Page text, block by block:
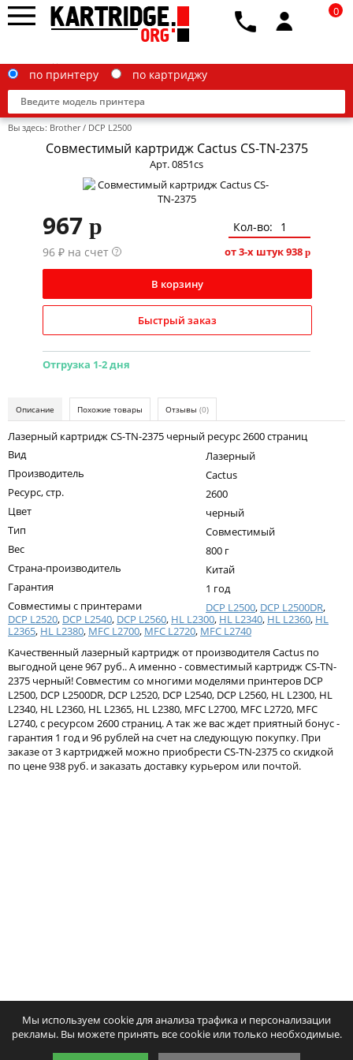
Canon
Epson
HP
IBM
Kodak
Kyocera
Lexmark
OKI
Panasonic
Sharp
Toshiba
Xerox
Для франкировальной машины
Ленточные картриджи
Тонер и девелопер
по принтеру по картриджу
0
Вы здесь: Brother / DCP L2500
Совместимый картридж Cactus CS-TN-2375
Арт. 0851cs
967 p
Кол-во:
96 ₽ на счет ? от 3-х штук938 p
В корзину
Быстрый заказ
Отгрузка 1-2 дня
Описание Похожие товары Отзывы (0)
Лазерный картридж CS-TN-2375 черный ресурс 2600 страниц
Вид
Лазерный
Производитель
Cactus
Ресурс, стр.
2600
Цвет
черный
Тип
Совместимый
Вес
800 г
Страна-производитель
Китай
Гарантия
1 год
Совместимы с принтерами
DCP L2500, DCP L2500DR,
DCP L2520, DCP L2540, DCP L2560, HL L2300, HL L2340, HL L2360, HL
L2365, HL L2380, MFC L2700, MFC L2720, MFC L2740
Качественный лазерный картридж от производителя Cactus по
выгодной цене 967 руб.. А именно - совместимый картридж CS-TN-
2375 черный! Совместим со многими моделями принтеров DCP
L2500, DCP L2500DR, DCP L2520, DCP L2540, DCP L2560, HL L2300, HL
L2340, HL L2360, HL L2365, HL L2380, MFC L2700, MFC L2720, MFC
L2740, с ресурсом 2600 страниц. А так же вас ждет приятный бонус -
гарантия 1 год и 96 рублей на счет на следующую покупку. При
заказе от 3 картриджей можно приобрести CS-TN-2375 со скидкой
по цене 938 руб. и заказать доставку курьером или почтой.
Введите код, указанный на картинке:
Мы используем cookie для анализа трафика и персонализации
рекламы. Вы можете принять все cookie или только необходимые.